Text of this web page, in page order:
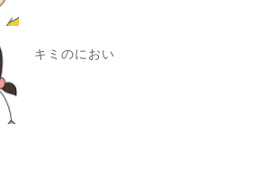
キミのにおい